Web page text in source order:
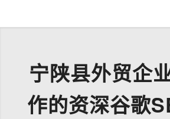
宁陕县外贸企
作的资深谷歌